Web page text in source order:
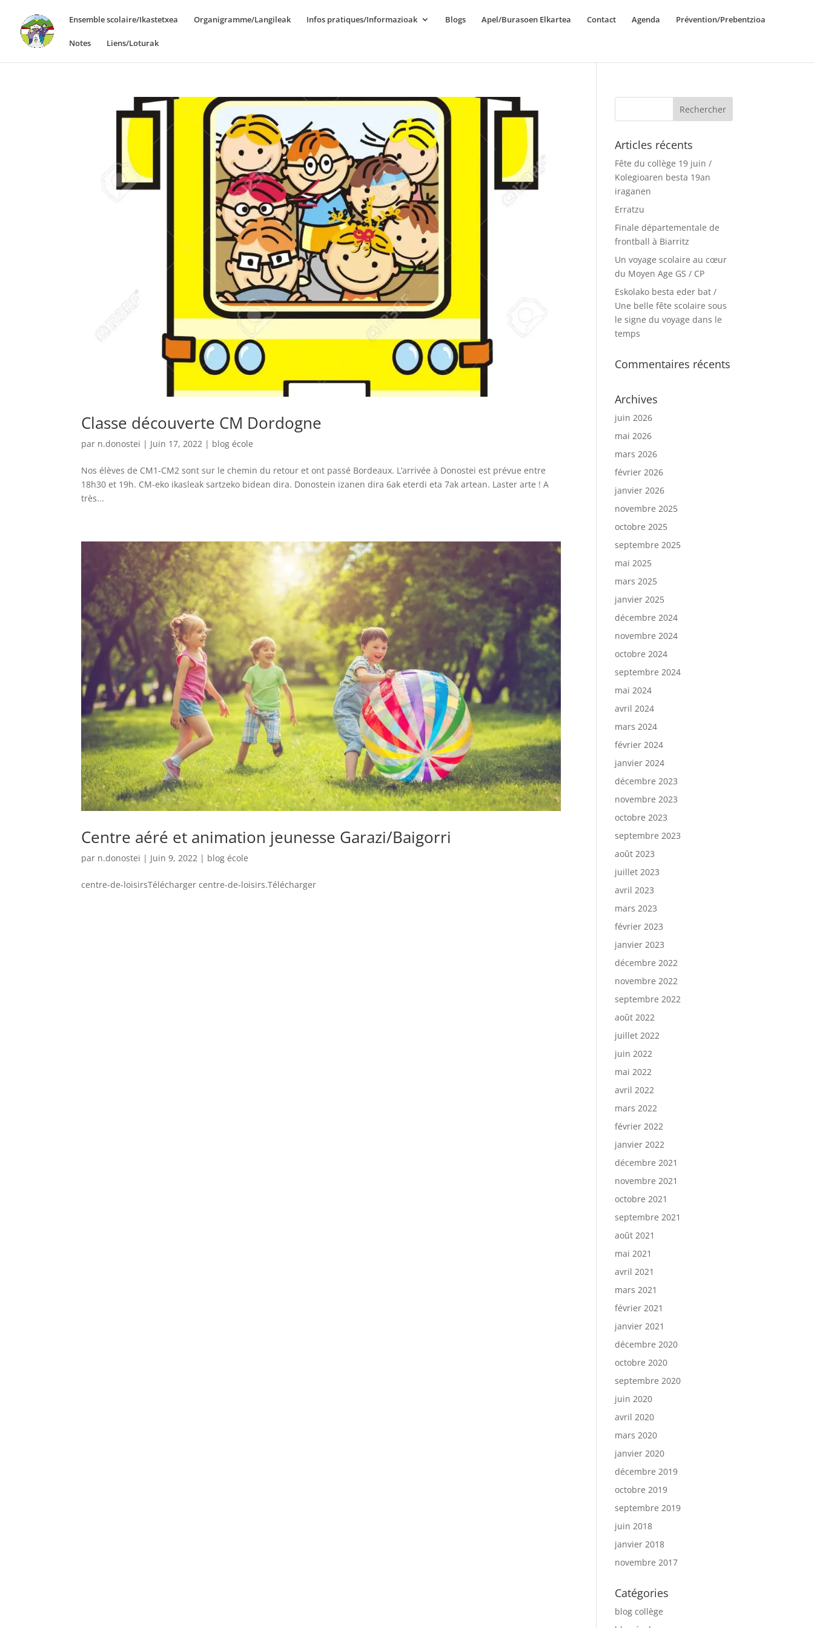
Ensemble scolaire/Ikastetxea Organigramme/Langileak Infos pratiques/Informazioak Blogs Apel/Burasoen Elkartea Contact Agenda Prévention/Prebentzioa
Notes Liens/Loturak
Classe découverte CM Dordogne
par n.donostei | Juin 17, 2022 | blog école
Nos élèves de CM1-CM2 sont sur le chemin du retour et ont passé Bordeaux. L’arrivée à Donostei est prévue entre
18h30 et 19h. CM-eko ikasleak sartzeko bidean dira. Donostein izanen dira 6ak eterdi eta 7ak artean. Laster arte ! A
très...
Centre aéré et animation jeunesse Garazi/Baigorri
par n.donostei | Juin 9, 2022 | blog école
centre-de-loisirsTélécharger centre-de-loisirs.Télécharger
Articles récents
Fête du collège 19 juin /
Kolegioaren besta 19an
iraganen
Erratzu
Finale départementale de
frontball à Biarritz
Un voyage scolaire au cœur
du Moyen Age GS / CP
Eskolako besta eder bat /
Une belle fête scolaire sous
le signe du voyage dans le
temps
Commentaires récents
Archives
juin 2026
mai 2026
mars 2026
février 2026
janvier 2026
novembre 2025
octobre 2025
septembre 2025
mai 2025
mars 2025
janvier 2025
décembre 2024
novembre 2024
octobre 2024
septembre 2024
mai 2024
avril 2024
mars 2024
février 2024
janvier 2024
décembre 2023
novembre 2023
octobre 2023
septembre 2023
août 2023
juillet 2023
avril 2023
mars 2023
février 2023
janvier 2023
décembre 2022
novembre 2022
septembre 2022
août 2022
juillet 2022
juin 2022
mai 2022
avril 2022
mars 2022
février 2022
janvier 2022
décembre 2021
novembre 2021
octobre 2021
septembre 2021
août 2021
mai 2021
avril 2021
mars 2021
février 2021
janvier 2021
décembre 2020
octobre 2020
septembre 2020
juin 2020
avril 2020
mars 2020
janvier 2020
décembre 2019
octobre 2019
septembre 2019
juin 2018
janvier 2018
novembre 2017
Catégories
blog collège